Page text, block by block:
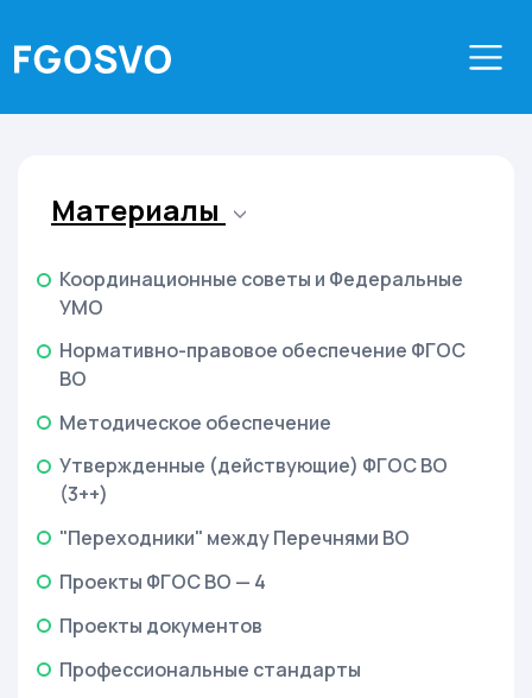
Материалы
Координационные советы и Федеральные
УМО
Нормативно-правовое обеспечение ФГОС
ВО
Методическое обеспечение
Утвержденные (действующие) ФГОС ВО
(3++)
"Переходники" между Перечнями ВО
Проекты ФГОС ВО — 4
Проекты документов
Профессиональные стандарты